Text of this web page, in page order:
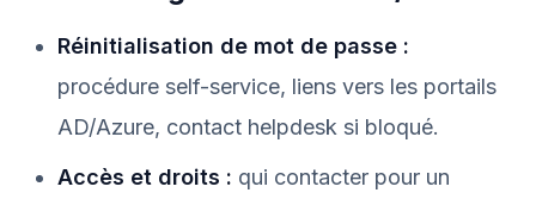
Réinitialisation de mot de passe :
procédure self-service, liens vers les portails
AD/Azure, contact helpdesk si bloqué.
Accès et droits : qui contacter pour un